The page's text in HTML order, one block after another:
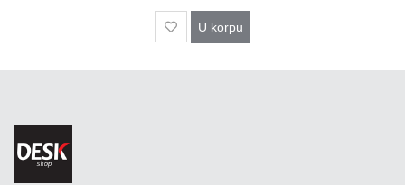
U korpu